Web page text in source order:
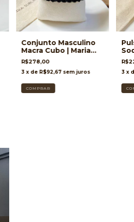
Conjunto Masculino
Macra Cubo | Maria
Sublime
R$278,00
3 x de R$92,67 sem juros 3 x